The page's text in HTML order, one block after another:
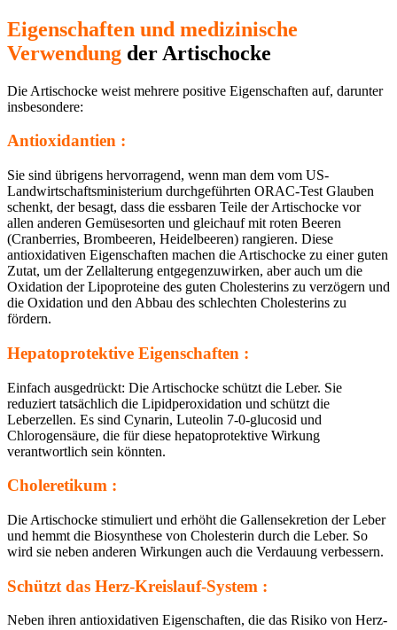
Eigenschaften und medizinische
Verwendung der Artischocke
Die Artischocke weist mehrere positive Eigenschaften auf, darunter
insbesondere:
Antioxidantien :
Sie sind übrigens hervorragend, wenn man dem vom US-
Landwirtschaftsministerium durchgeführten ORAC-Test Glauben
schenkt, der besagt, dass die essbaren Teile der Artischocke vor
allen anderen Gemüsesorten und gleichauf mit roten Beeren
(Cranberries, Brombeeren, Heidelbeeren) rangieren. Diese
antioxidativen Eigenschaften machen die Artischocke zu einer guten
Zutat, um der Zellalterung entgegenzuwirken, aber auch um die
Oxidation der Lipoproteine des guten Cholesterins zu verzögern und
die Oxidation und den Abbau des schlechten Cholesterins zu
fördern.
Hepatoprotektive Eigenschaften :
Einfach ausgedrückt: Die Artischocke schützt die Leber. Sie
reduziert tatsächlich die Lipidperoxidation und schützt die
Leberzellen. Es sind Cynarin, Luteolin 7-0-glucosid und
Chlorogensäure, die für diese hepatoprotektive Wirkung
verantwortlich sein könnten.
Choleretikum :
Die Artischocke stimuliert und erhöht die Gallensekretion der Leber
und hemmt die Biosynthese von Cholesterin durch die Leber. So
wird sie neben anderen Wirkungen auch die Verdauung verbessern.
Schützt das Herz-Kreislauf-System :
Neben ihren antioxidativen Eigenschaften, die das Risiko von Herz-